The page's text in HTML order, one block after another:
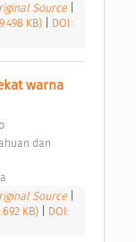
Source
KB)
DOI:
warna
Source
KB)
DOI: